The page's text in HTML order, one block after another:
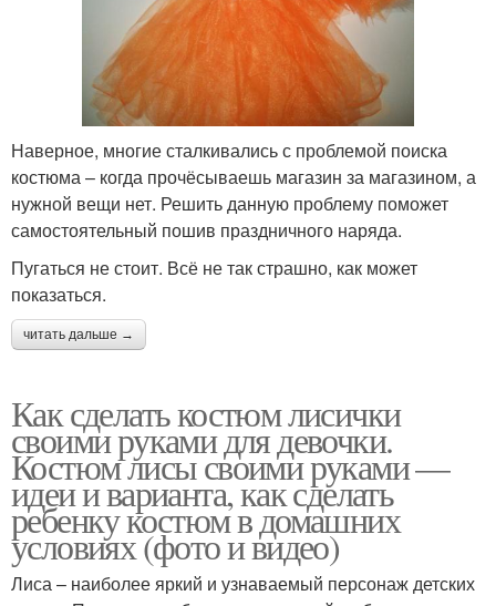
Наверное, многие сталкивались с проблемой поиска
костюма – когда прочёсываешь магазин за магазином, а
нужной вещи нет. Решить данную проблему поможет
самостоятельный пошив праздничного наряда.
Пугаться не стоит. Всё не так страшно, как может
показаться.
читать дальше →
Как сделать костюм лисички
своими руками для девочки.
Костюм лисы своими руками —
идеи и варианта, как сделать
ребенку костюм в домашних
условиях (фото и видео)
Лиса – наиболее яркий и узнаваемый персонаж детских